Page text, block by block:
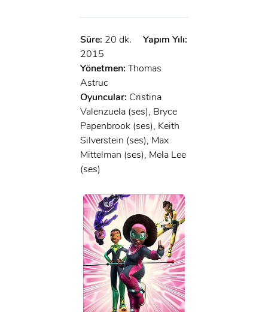
Süre: 20 dk.
Yapım Yılı:
2015
Yönetmen: Thomas
Astruc
Oyuncular: Cristina
Valenzuela (ses), Bryce
Papenbrook (ses), Keith
Silverstein (ses), Max
Mittelman (ses), Mela Lee
(ses)